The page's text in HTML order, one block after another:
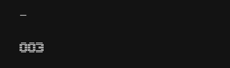
—
003